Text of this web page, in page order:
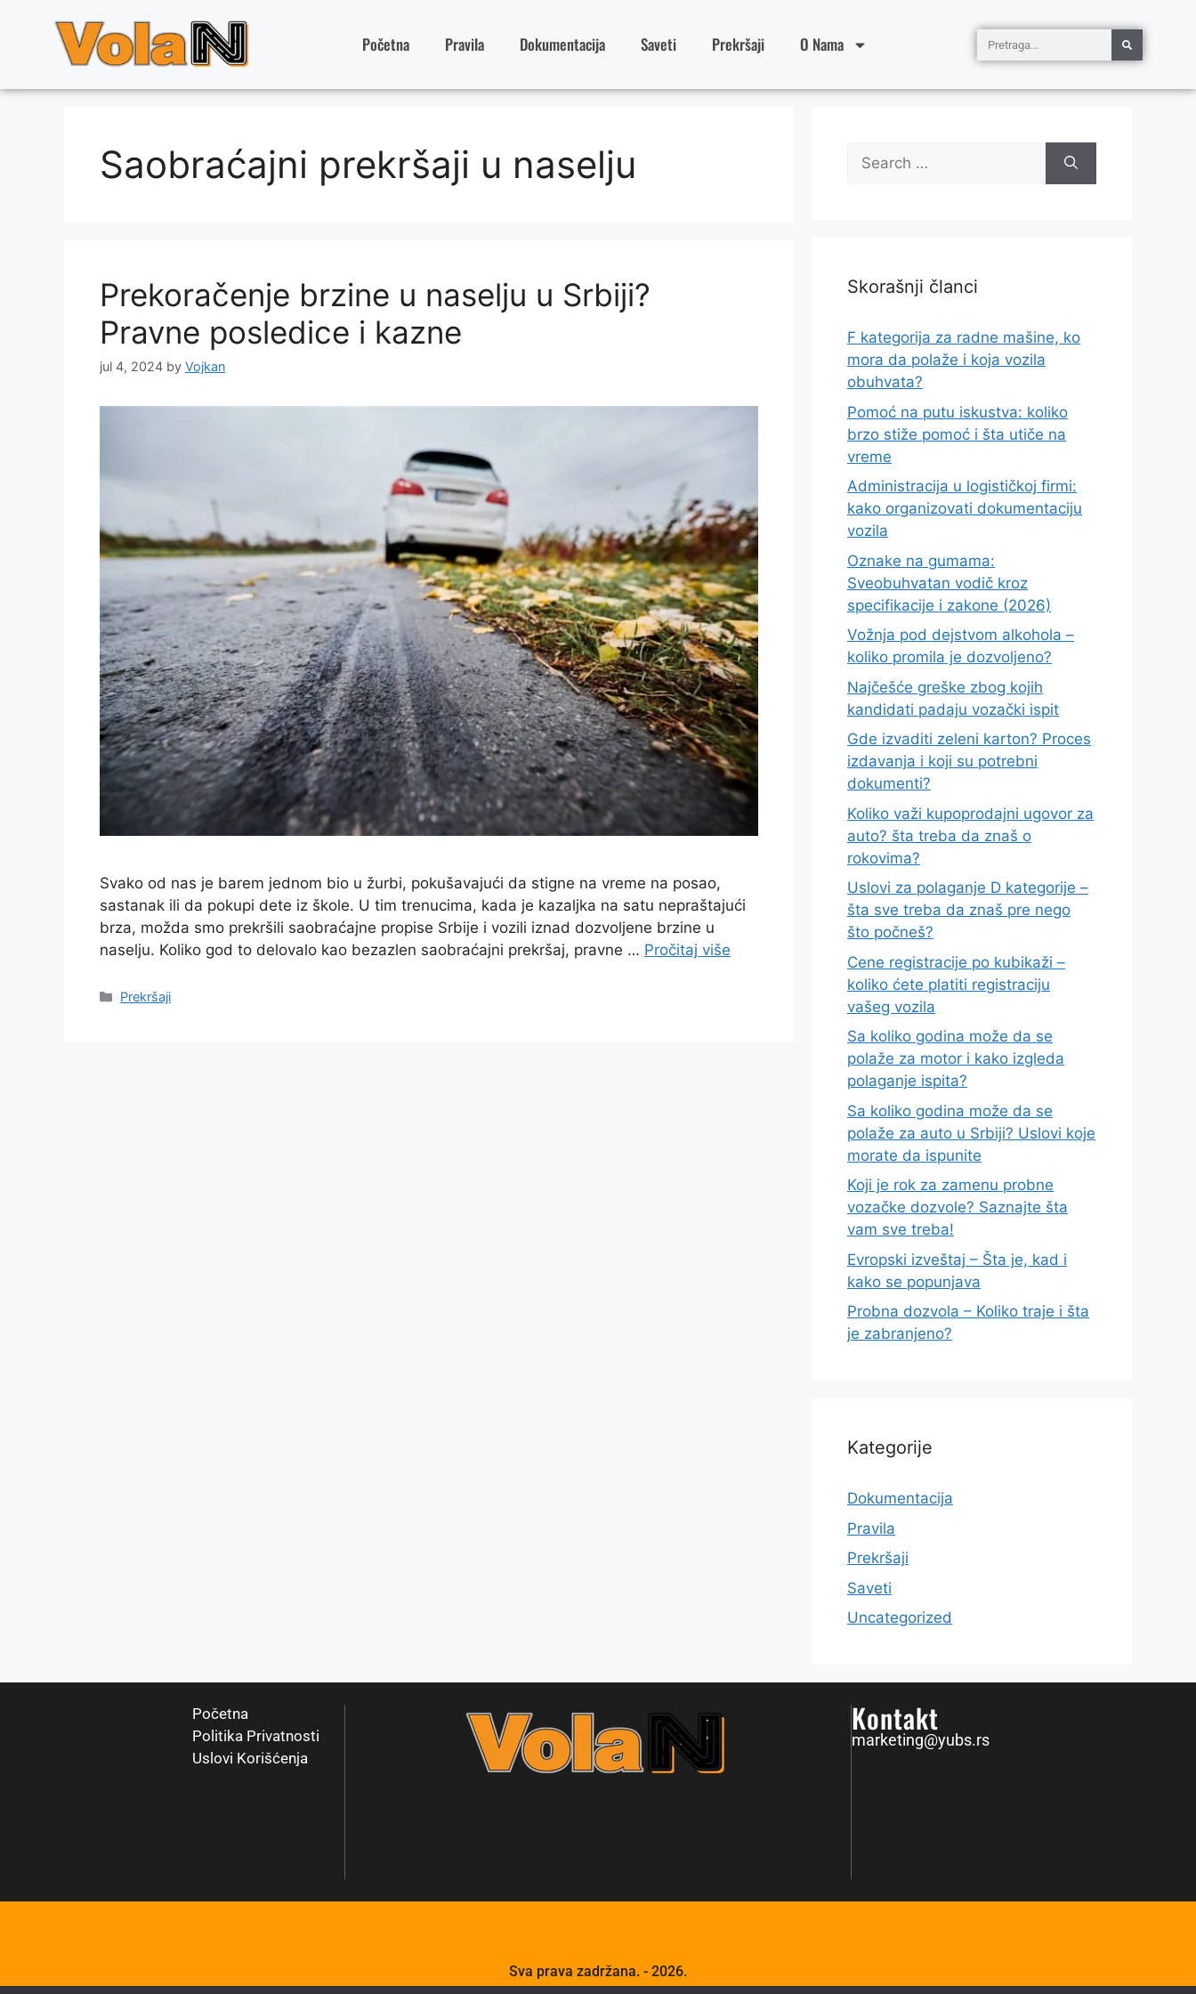
Početna Pravila Dokumentacija Saveti Prekršaji O Nama
Saobraćajni prekršaji u naselju
Prekoračenje brzine u naselju u Srbiji?
Pravne posledice i kazne
jul 4, 2024 by Vojkan
Svako od nas je barem jednom bio u žurbi, pokušavajući da stigne na vreme na posao,
sastanak ili da pokupi dete iz škole. U tim trenucima, kada je kazaljka na satu nepraštajući
brza, možda smo prekršili saobraćajne propise Srbije i vozili iznad dozvoljene brzine u
naselju. Koliko god to delovalo kao bezazlen saobraćajni prekršaj, pravne … Pročitaj više
Prekršaji
Skorašnji članci
F kategorija za radne mašine, ko
mora da polaže i koja vozila
obuhvata?
Pomoć na putu iskustva: koliko
brzo stiže pomoć i šta utiče na
vreme
Administracija u logističkoj firmi:
kako organizovati dokumentaciju
vozila
Oznake na gumama:
Sveobuhvatan vodič kroz
specifikacije i zakone (2026)
Vožnja pod dejstvom alkohola –
koliko promila je dozvoljeno?
Najčešće greške zbog kojih
kandidati padaju vozački ispit
Gde izvaditi zeleni karton? Proces
izdavanja i koji su potrebni
dokumenti?
Koliko važi kupoprodajni ugovor za
auto? šta treba da znaš o
rokovima?
Uslovi za polaganje D kategorije –
šta sve treba da znaš pre nego
što počneš?
Cene registracije po kubikaži –
koliko ćete platiti registraciju
vašeg vozila
Sa koliko godina može da se
polaže za motor i kako izgleda
polaganje ispita?
Sa koliko godina može da se
polaže za auto u Srbiji? Uslovi koje
morate da ispunite
Koji je rok za zamenu probne
vozačke dozvole? Saznajte šta
vam sve treba!
Evropski izveštaj – Šta je, kad i
kako se popunjava
Probna dozvola – Koliko traje i šta
je zabranjeno?
Kategorije
Dokumentacija
Pravila
Prekršaji
Saveti
Uncategorized
Početna
Politika Privatnosti
Uslovi Korišćenja
Kontakt
marketing@yubs.rs
Sva prava zadržana. - 2026.